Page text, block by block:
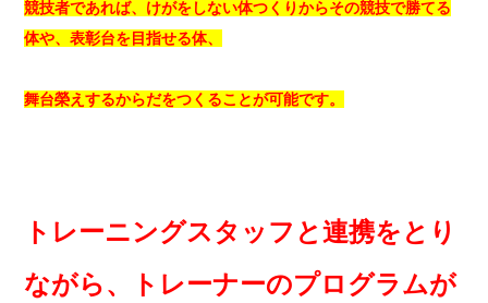
競技者であれば、けがをしない体つくりからその競技で勝てる
体や、表彰台を目指せる体、
舞台榮えするからだをつくることが可能です。
トレーニングスタッフと連携をとり
ながら、トレーナーのプログラムが